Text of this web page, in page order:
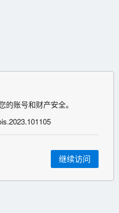
账号和财产安全。
继续访问